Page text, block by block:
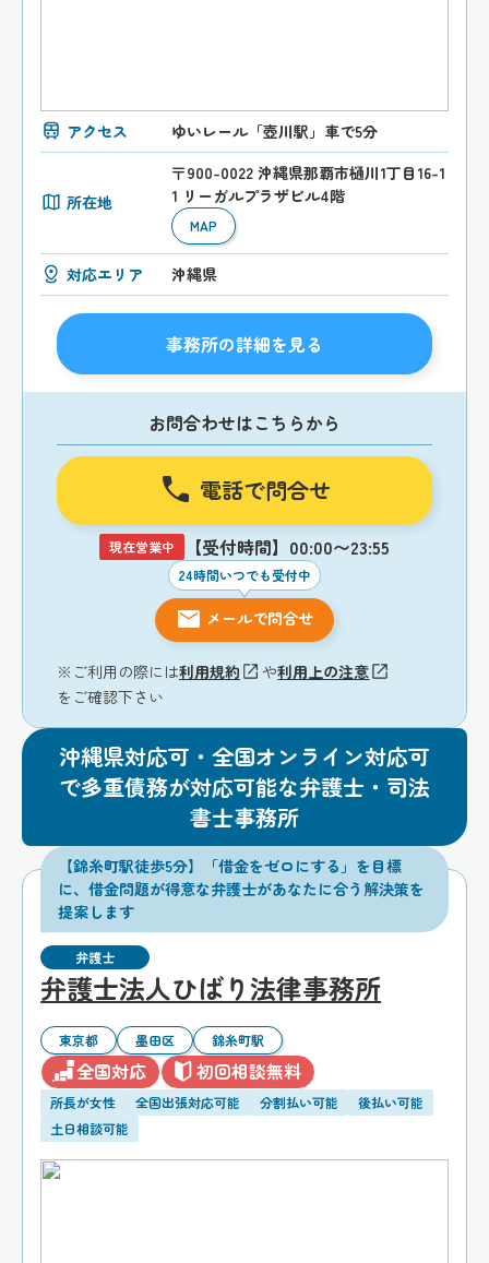
アクセス ゆいレール「壺川駅」車で5分
所在地
〒900-0022 沖縄県那覇市樋川1丁目16-1
1 リーガルプラザビル4階
MAP
対応エリア 沖縄県
事務所の詳細を見る
お問合わせはこちらから
電話で問合せ
現在営業中 【受付時間】00:00〜23:55
24時間いつでも受付中
メールで問合せ
※ご利用の際には利用規約 や利用上の注意
をご確認下さい
沖縄県対応可・全国オンライン対応可
で多重債務が対応可能な弁護士・司法
書士事務所
【錦糸町駅徒歩5分】「借金をゼロにする」を目標
に、借金問題が得意な弁護士があなたに合う解決策を
提案します
弁護士
弁護士法人ひばり法律事務所
東京都 墨田区 錦糸町駅
全国対応 初回相談無料
所長が女性 全国出張対応可能 分割払い可能
後払い可能
土日相談可能